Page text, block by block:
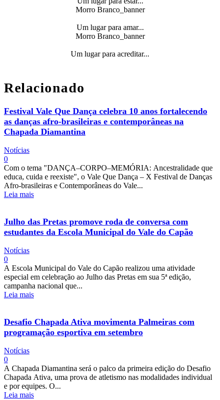
Morro Branco_banner
Um lugar para amar...
Morro Branco_banner
Um lugar para acreditar...
Relacionado
Festival Vale Que Dança celebra 10 anos fortalecendo
as danças afro-brasileiras e contemporâneas na
Chapada Diamantina
Notícias
0
Com o tema "DANÇA–CORPO–MEMÓRIA: Ancestralidade que
educa, cuida e reexiste", o Vale Que Dança – X Festival de Danças
Afro-brasileiras e Contemporâneas do Vale...
Leia mais
Julho das Pretas promove roda de conversa com
estudantes da Escola Municipal do Vale do Capão
Notícias
0
A Escola Municipal do Vale do Capão realizou uma atividade
especial em celebração ao Julho das Pretas em sua 5ª edição,
campanha nacional que...
Leia mais
Desafio Chapada Ativa movimenta Palmeiras com
programação esportiva em setembro
Notícias
0
A Chapada Diamantina será o palco da primeira edição do Desafio
Chapada Ativa, uma prova de atletismo nas modalidades individual
e por equipes. O...
Leia mais